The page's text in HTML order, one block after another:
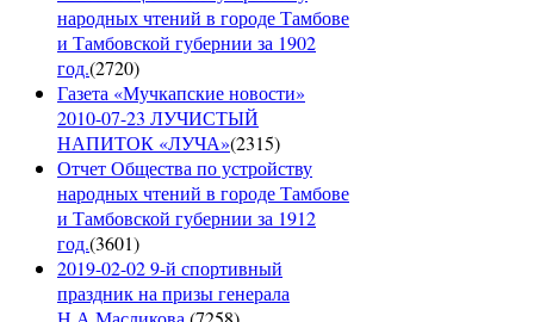
народных чтений в городе Тамбове
и Тамбовской губернии за 1902
год.(2720)
Газета «Мучкапские новости»
2010-07-23 ЛУЧИСТЫЙ
НАПИТОК «ЛУЧА»(2315)
Отчет Общества по устройству
народных чтений в городе Тамбове
и Тамбовской губернии за 1912
год.(3601)
2019-02-02 9-й спортивный
праздник на призы генерала